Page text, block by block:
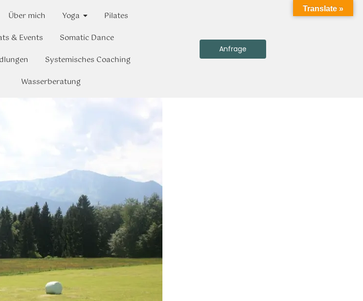
Über mich Yoga
Pilates
& Events
Somatic Dance
Systemisches Coaching
Wasserberatung
Anfrage
Translate »